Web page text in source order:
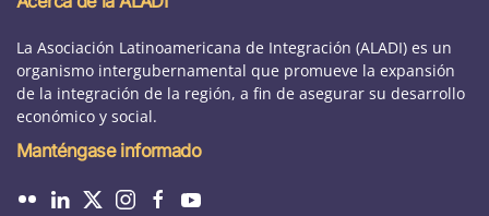
La Asociación Latinoamericana de Integración (ALADI) es un
organismo intergubernamental que promueve la expansión
de la integración de la región, a fin de asegurar su desarrollo
económico y social.
Manténgase informado